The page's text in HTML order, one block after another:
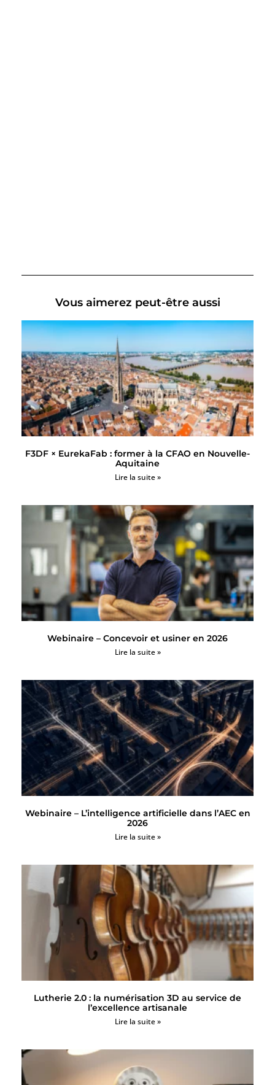
Vous aimerez peut-être aussi
F3DF × EurekaFab : former à la CFAO en Nouvelle-
Aquitaine
Lire la suite »
Webinaire – Concevoir et usiner en 2026
Lire la suite »
Webinaire – L’intelligence artificielle dans l’AEC en
2026
Lire la suite »
Lutherie 2.0 : la numérisation 3D au service de
l’excellence artisanale
Lire la suite »